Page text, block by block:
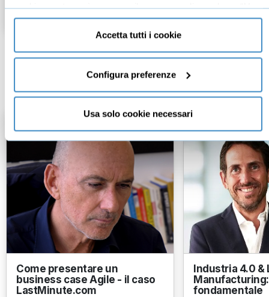
cookie mentre può revocare il consenso cliccando su “Usa
solo cookie necessari” e saranno attivati i soli cookie
tecnici necessari al corretto funzionamento del sito.
Accetta tutti i cookie
Configura preferenze
Usa solo cookie necessari
€97,00+IVA
€67,00+IVA €97,00+IVA
Leadership
Come presentare un
business case Agile - il caso
LastMinute.com
Industria 4.0 &
fondamentale